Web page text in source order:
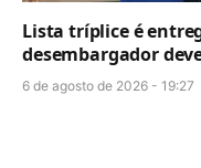
Lista tríplice é
desembargador
6 de agosto de 2026 - 19:27